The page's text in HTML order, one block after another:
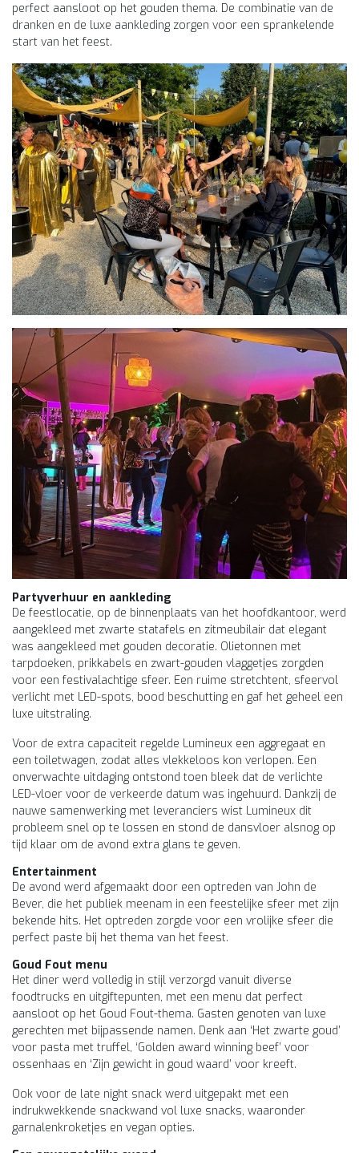
perfect aansloot op het gouden thema. De combinatie van de
dranken en de luxe aankleding zorgen voor een sprankelende
start van het feest.
Partyverhuur en aankleding
De feestlocatie, op de binnenplaats van het hoofdkantoor, werd
aangekleed met zwarte statafels en zitmeubilair dat elegant
was aangekleed met gouden decoratie. Olietonnen met
tarpdoeken, prikkabels en zwart-gouden vlaggetjes zorgden
voor een festivalachtige sfeer. Een ruime stretchtent, sfeervol
verlicht met LED-spots, bood beschutting en gaf het geheel een
luxe uitstraling.
Voor de extra capaciteit regelde Lumineux een aggregaat en
een toiletwagen, zodat alles vlekkeloos kon verlopen. Een
onverwachte uitdaging ontstond toen bleek dat de verlichte
LED-vloer voor de verkeerde datum was ingehuurd. Dankzij de
nauwe samenwerking met leveranciers wist Lumineux dit
probleem snel op te lossen en stond de dansvloer alsnog op
tijd klaar om de avond extra glans te geven.
Entertainment
De avond werd afgemaakt door een optreden van John de
Bever, die het publiek meenam in een feestelijke sfeer met zijn
bekende hits. Het optreden zorgde voor een vrolijke sfeer die
perfect paste bij het thema van het feest.
Goud Fout menu
Het diner werd volledig in stijl verzorgd vanuit diverse
foodtrucks en uitgiftepunten, met een menu dat perfect
aansloot op het Goud Fout-thema. Gasten genoten van luxe
gerechten met bijpassende namen. Denk aan ‘Het zwarte goud’
voor pasta met truffel, ‘Golden award winning beef’ voor
ossenhaas en ‘Zijn gewicht in goud waard’ voor kreeft.
Ook voor de late night snack werd uitgepakt met een
indrukwekkende snackwand vol luxe snacks, waaronder
garnalenkroketjes en vegan opties.